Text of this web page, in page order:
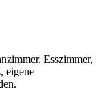
Esszimmer,
eigene